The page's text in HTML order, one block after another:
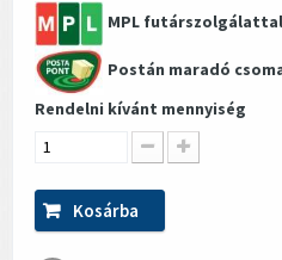
MPL
Postán maradó
Rendelni kívánt mennyiség
Kosárba